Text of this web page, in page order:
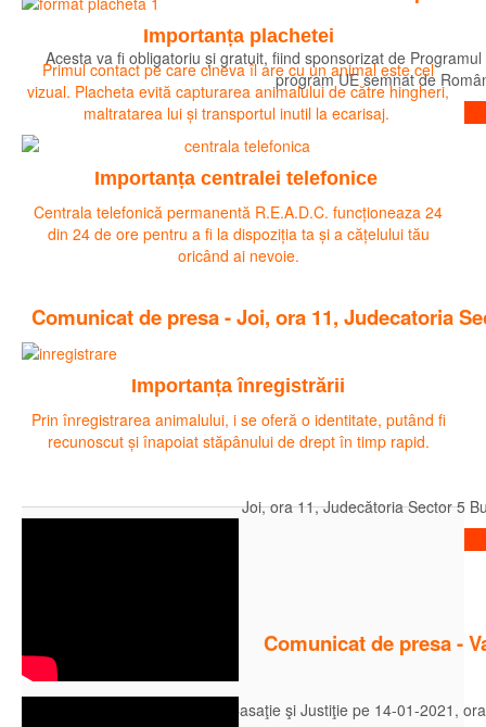
Acesta va fi obligatoriu și gratuit, fiind sponsorizat de
program UE semnat de
Citeste mai mult
Comunicat de presa - Joi, ora 11, Judecatoria
Joi, ora 11, Judecătoria Sector 5
Comunicat de presa -
Se decide la Înalta Curte de Casaţie şi Justiţie pe 14-01-2021,
Importanța plachetei
Primul contact pe care cineva îl are cu un animal este cel
vizual. Placheta evită capturarea animalului de către hingheri,
maltratarea lui și transportul inutil la ecarisaj.
Importanța centralei telefonice
Centrala telefonică permanentă R.E.A.D.C. funcționeaza 24
din 24 de ore pentru a fi la dispoziția ta și a cățelului tău
oricând ai nevoie.
Importanța înregistrării
Prin înregistrarea animalului, i se oferă o identitate, putând fi
recunoscut și înapoiat stăpânului de drept în timp rapid.